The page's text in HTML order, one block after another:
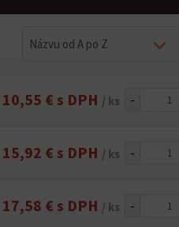
Názvu od A po Z
10,55 € s DPH / ks -
15,92 € s DPH / ks -
17,58 € s DPH / ks -